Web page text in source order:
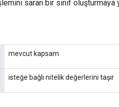
saran bir sınıf
mevcut kapsam
isteğe bağlı nitelik değerlerini taşır